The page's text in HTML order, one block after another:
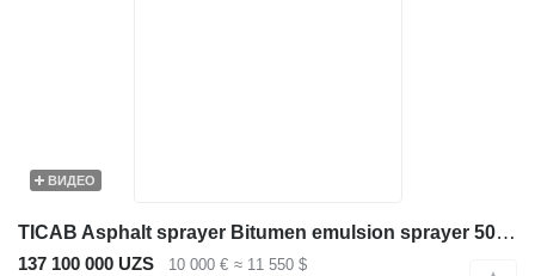
ВИДЕО
TICAB Asphalt sprayer Bitumen emulsion sprayer 500L
137 100 000 UZS 10 000 € ≈ 11 550 $